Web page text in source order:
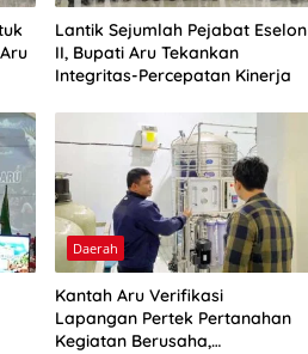
Lantik Sejumlah Pejabat Eselon
II, Bupati Aru Tekankan
Integritas-Percepatan Kinerja
Daerah
Kantah Aru Verifikasi
Lapangan Pertek Pertanahan
Kegiatan Berusaha,